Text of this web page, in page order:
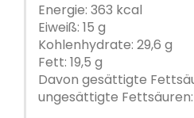
Energie: 363 kcal
Eiweiß: 15 g
Kohlenhydrate: 29,6 g
Fett: 19,5 g
Davon gesättigte
ungesättigte Fettsäuren: